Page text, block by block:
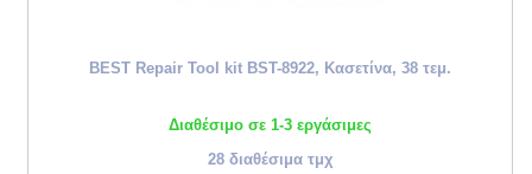
BEST Repair Tool kit BST-8922, Κασετίνα, 38 τεμ.
Διαθέσιμο σε 1-3 εργάσιμες
28 διαθέσιμα τμχ